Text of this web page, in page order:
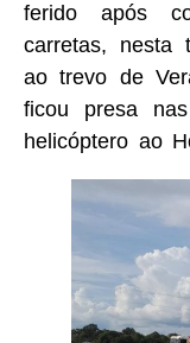
ferido após
carretas, nesta
ao trevo de
ficou presa
helicóptero ao